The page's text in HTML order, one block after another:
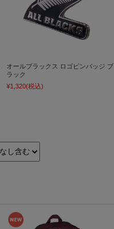
オールブラックス ロゴピンバッジ ブ
ラック
¥1,320(税込)